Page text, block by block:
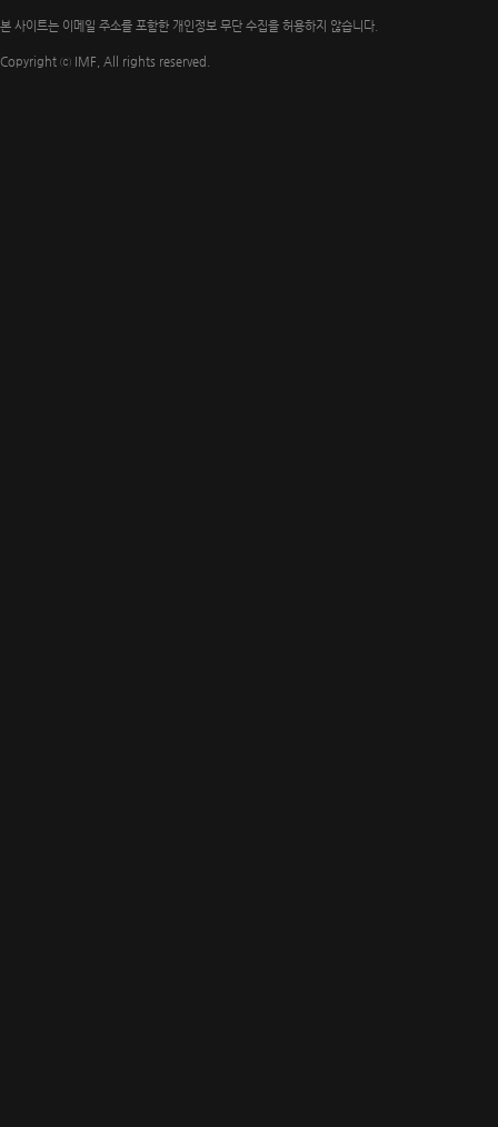
본 사이트는 이메일 주소를 포함한 개인정보 무단 수집을 허용하지 않습니다.
Copyright ⓒ IMF, All rights reserved.